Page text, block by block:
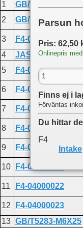
1
GB/T5782-M6X90
2
GB/T97.1-6
3 F4-04110000
4 JASO-F404-24-
5
F4-04000024
6 F4-04000025
7 F4-04110003
8 F4-04000035
9 F4-04000031-1
10 F4-05000400
11 F4-04000022
12 F4-04000023
13 GB/T5283-M6X25
Parsun
Pris: 62,50
Onlinepris
Finns ej i
Förväntas
Du hittar
F4
Intake